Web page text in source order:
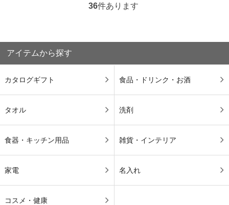
36件あります
アイテムから探す
カタログギフト 食品・ドリンク・お酒
タオル 洗剤
食器・キッチン用品 雑貨・インテリア
家電 名入れ
コスメ・健康